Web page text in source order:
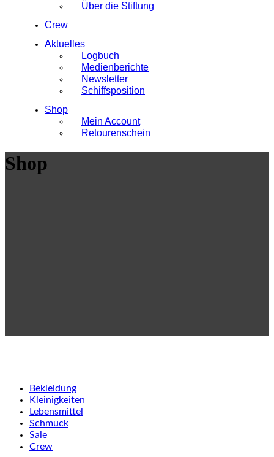
Über die Stiftung
Crew
Aktuelles
Logbuch
Medienberichte
Newsletter
Schiffsposition
Shop
Mein Account
Retourenschein
Shop
Bekleidung
Kleinigkeiten
Lebensmittel
Schmuck
Sale
Crew